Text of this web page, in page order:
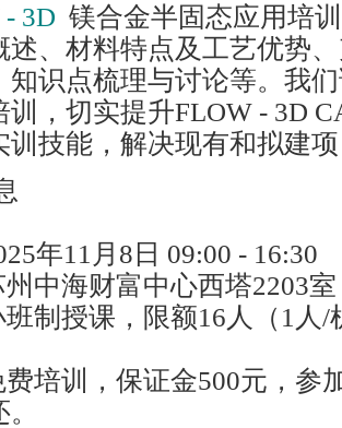
3D 镁合金半固态应用培
述、材料特点及工艺优势
知识点梳理与讨论等。我
训，切实提升FLOW - 3D
训技能，解决现有和拟建
年11月8日 09:00 - 16:30
中海财富中心西塔2203室
制授课，限额16人（1人/
培训，保证金500元，参